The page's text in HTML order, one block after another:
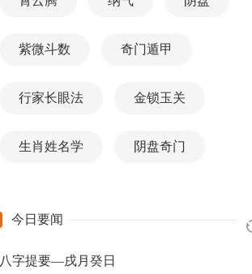
紫微斗数 奇门遁甲
行家长眼法 金锁玉关
生肖姓名学 阴盘奇门
今日要闻
八字提要—戌月癸日